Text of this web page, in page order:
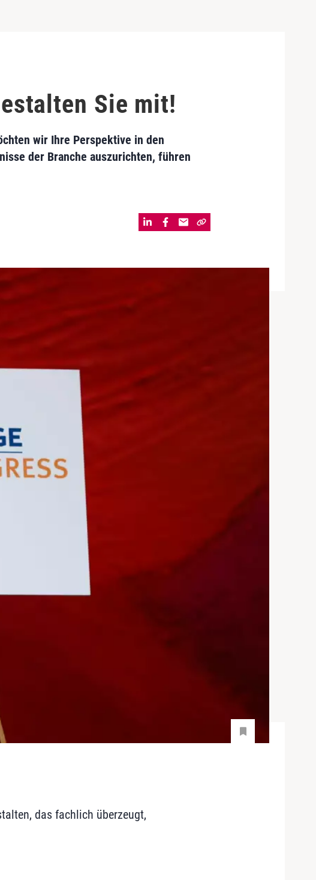
Sie mit!
wir Ihre Perspektive in den
der Branche auszurichten, führen
das fachlich überzeugt,